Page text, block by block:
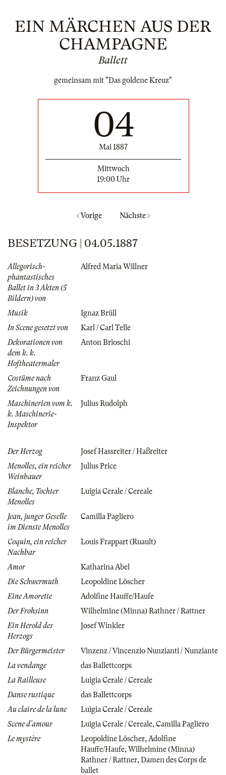
EIN MÄRCHEN AUS DER
CHAMPAGNE
Ballett
gemeinsam mit "Das goldene Kreuz"
04
Mai 1887
Mittwoch
19:00 Uhr
Vorige Nächste
BESETZUNG | 04.05.1887
Allegorisch-
phantastisches
Ballet in 3 Akten (5
Bildern) von
Alfred Maria Willner
Musik
Ignaz Brüll
In Scene gesetzt von
Karl / Carl Telle
Dekorationen von
dem k. k.
Hoftheatermaler
Anton Brioschi
Costüme nach
Zeichnungen von
Franz Gaul
Maschinerien vom k.
k. Maschinerie-
Inspektor
Julius Rudolph
Der Herzog
Josef Hassreiter / Haßreiter
Menolles, ein reicher
Weinbauer
Julius Price
Blanche, Tochter
Menolles
Luigia Cerale / Cereale
Jean, junger Geselle
im Dienste Menolles
Camilla Pagliero
Coquin, ein reicher
Nachbar
Louis Frappart (Ruault)
Amor
Katharina Abel
Die Schwermuth
Leopoldine Löscher
Eine Amorette
Adolfine Hauffe/Haufe
Der Frohsinn
Wilhelmine (Minna) Rathner / Rattner
Ein Herold des
Herzogs
Josef Winkler
Der Bürgermeister
Vinzenz / Vincenzio Nunzianti / Nunziante
La vendange
das Ballettcorps
La Railleuse
Luigia Cerale / Cereale
Danse rustique
das Ballettcorps
Au claire de la lune
Luigia Cerale / Cereale
Scene d'amour
Luigia Cerale / Cereale, Camilla Pagliero
Le mystère
Leopoldine Löscher, Adolfine
Hauffe/Haufe, Wilhelmine (Minna)
Rathner / Rattner, Damen des Corps de
ballet